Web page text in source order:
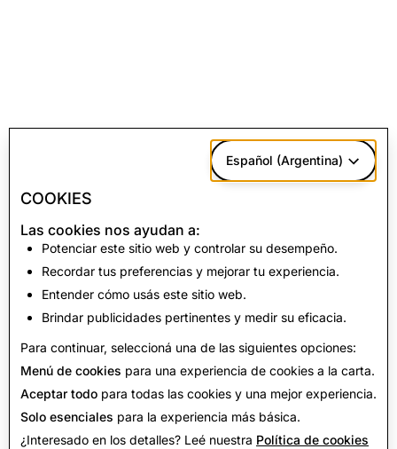
Español (Argentina)
COOKIES
Las cookies nos ayudan a:
Potenciar este sitio web y controlar su desempeño.
Recordar tus preferencias y mejorar tu experiencia.
Entender cómo usás este sitio web.
Brindar publicidades pertinentes y medir su eficacia.
Para continuar, seleccioná una de las siguientes opciones:
Menú de cookies para una experiencia de cookies a la carta.
Aceptar todo para todas las cookies y una mejor experiencia.
Solo esenciales para la experiencia más básica.
¿Interesado en los detalles? Leé nuestra Política de cookies